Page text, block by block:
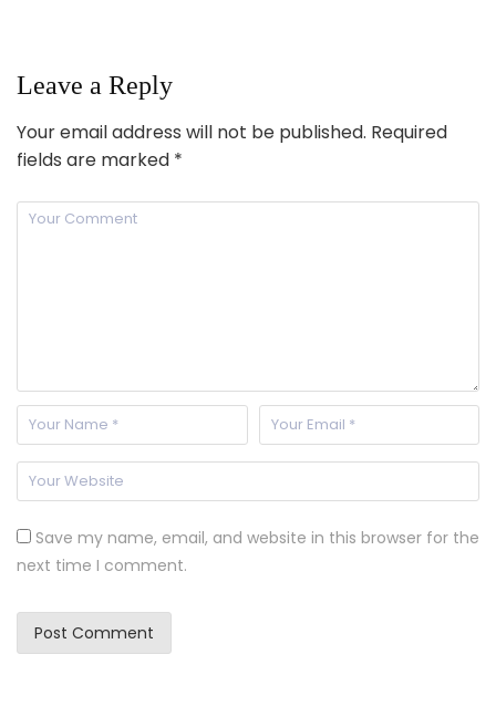
Leave a Reply
Your email address will not be published. Required
fields are marked *
Save my name, email, and website in this browser for the
next time I comment.